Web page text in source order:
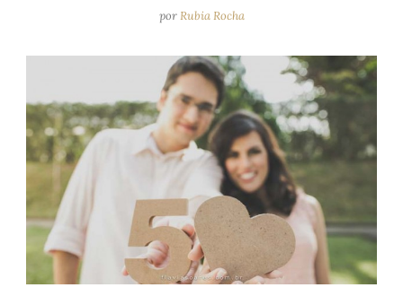
porRubia Rocha